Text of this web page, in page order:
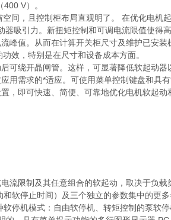
V）。
间，且控制柜布局直观明了。 在优化电机
吸引力。新扭矩控制和可调电流限值使得
峰值。从而在计算开关柜尺寸及维护已安
效，特别是在尺寸和设备成本方面。
可绕开晶闸管。这样，可显著降低软起动器
用需求的*适应。可使用菜单控制键盘和具
，即可快速、简便、可靠地优化电机软起
流限制及其任意组合的软起动，取决于负
软停止时间）及三个独立的参数集中的更
停机模式：自由软停机、转矩控制的泵软